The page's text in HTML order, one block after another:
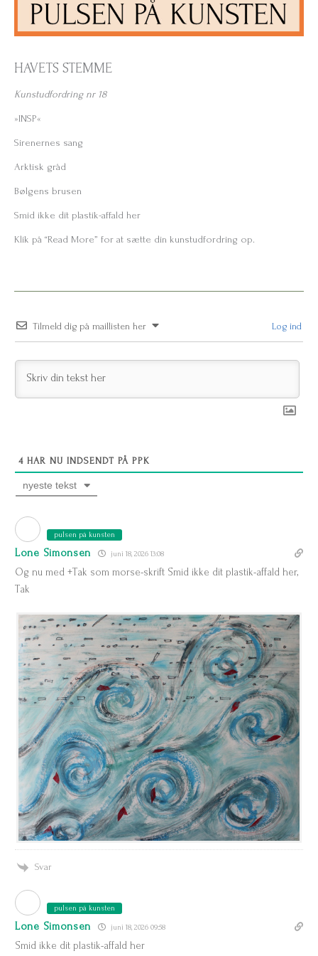
HAVETS STEMME
Kunstudfordring nr 18
»INSP«
Sirenernes sang
Arktisk gråd
Bølgens brusen
Smid ikke dit plastik-affald her
Klik på “Read More” for at sætte din kunstudfordring op.
Tilmeld dig på maillisten her Log ind
4 HAR NU INDSENDT PÅ PPK
nyeste tekst
pulsen på kunsten
Lone Simonsen juni 18, 2026 13:08
Og nu med +Tak som morse-skrift Smid ikke dit plastik-affald her,
Tak
Svar
pulsen på kunsten
Lone Simonsen juni 18, 2026 09:58
Smid ikke dit plastik-affald her